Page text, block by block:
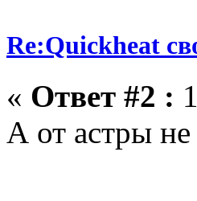
Re:Quickheat
« Ответ #2 :
А от астры